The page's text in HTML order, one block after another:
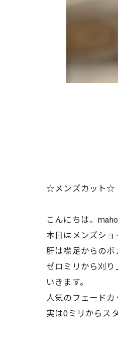
☆メンズカット☆
こんにちは。
本日はメンズショ
肝は襟足からのボ
ゼロミリから刈
いきます。
人気のフェード
実は0ミリからス